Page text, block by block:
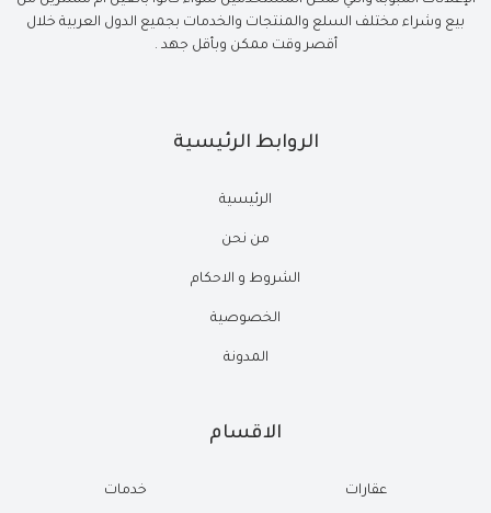
بيع وشراء مختلف السلع والمنتجات والخدمات بجميع الدول العربية خلال
أقصر وقت ممكن وبأقل جهد .
الروابط الرئيسية
الرئيسية
من نحن
الشروط و الاحكام
الخصوصية
المدونة
الاقسام
عقارات خدمات